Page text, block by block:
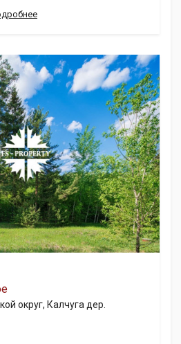
округ, Калчуга дер.